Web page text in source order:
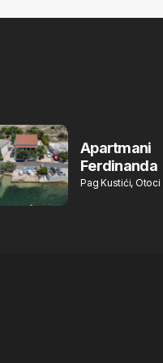
Apartmani
Ferdinanda
Pag Kustići, Otoci